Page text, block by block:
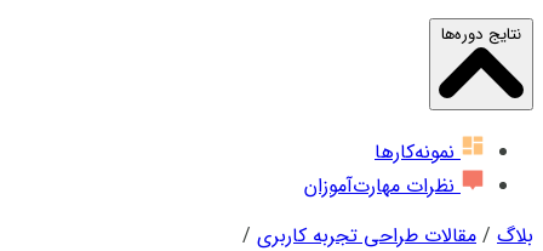
نتایج دوره‌ها
نمونه‌کارها
نظرات مهارت‌آموزان
بلاگ / مقالات طراحی تجربه کاربری /